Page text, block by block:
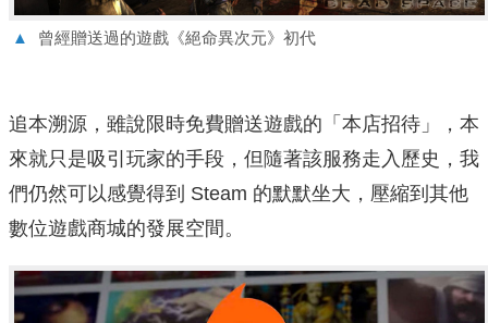
▲ 曾經贈送過的遊戲《絕命異次元》初代
追本溯源，雖說限時免費贈送遊戲的「本店招待」，本
來就只是吸引玩家的手段，但隨著該服務走入歷史，我
們仍然可以感覺得到 Steam 的默默坐大，壓縮到其他
數位遊戲商城的發展空間。